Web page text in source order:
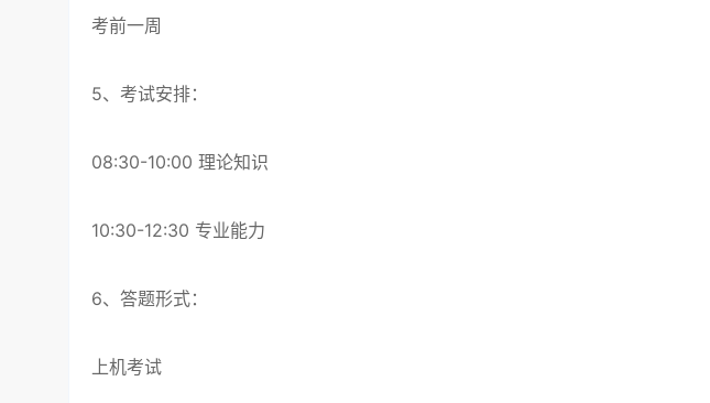
考前一周
5、考试安排：
08:30-10:00 理论知识
10:30-12:30 专业能力
6、答题形式：
上机考试